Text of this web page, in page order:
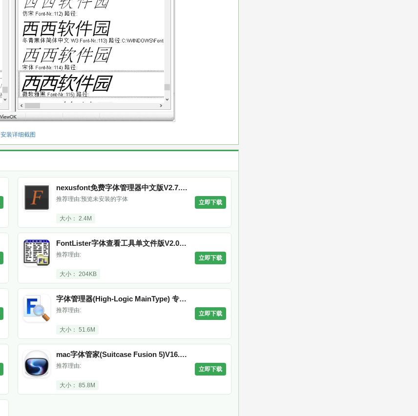
安装详细截图
nexusfont免费字体管理器中文版V2.7.0安装版
推荐理由:预览未安装的字体
大小： 2.4M
立即下载
FontLister字体查看工具单文件版V2.0绿色版
推荐理由:
大小： 204KB
立即下载
字体管理器(High-Logic MainType) 专业版v9.0.0 Build 1152 x86 / x64
推荐理由:
大小： 51.6M
立即下载
mac字体管家(Suitcase Fusion 5)V16.2.5官方最新版
推荐理由:
大小： 85.8M
立即下载